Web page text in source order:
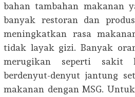
bahan tambahan makanan
banyak restoran dan
meningkatkan rasa
tidak layak gizi. Banyak
merugikan seperti sakit
berdenyut-denyut jantung
makanan dengan MSG.